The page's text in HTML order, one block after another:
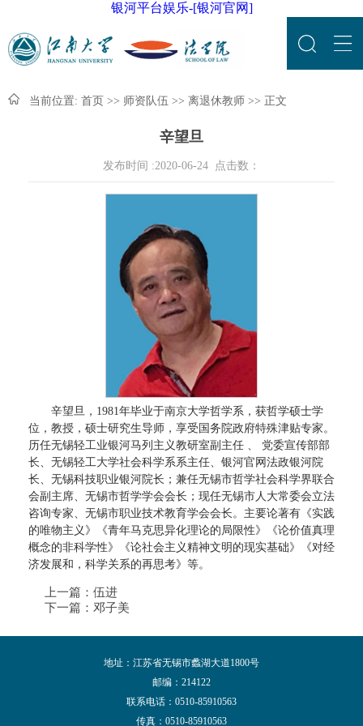
银河平台娱乐-[银河官网]
当前位置: 首页 >> 师资队伍 >> 离退休教师 >> 正文
辛望旦
发布时间 :2020-06-24 点击数：
辛望旦，1981年毕业于南京大学哲学系，获哲学硕士学
位，教授，硕士研究生导师，享受国务院政府特殊津贴专家。
历任无锡轻工业银河马列主义教研室副主任 、 党委宣传部部
长、无锡轻工大学社会科学系系主任、银河官网法政银河院
长、无锡科技职业银河院长；兼任无锡市哲学社会科学界联合
会副主席、无锡市哲学学会会长；现任无锡市人大常委会立法
咨询专家、无锡市职业技术教育学会会长。主要论著有《实践
的唯物主义》《青年马克思异化理论的局限性》《论价值真理
概念的非科学性》《论社会主义精神文明的现实基础》《对经
济发展和，科学关系的再思考》等。
上一篇： 伍进
下一篇： 邓子美
地址：江苏省无锡市蠡湖大道1800号
邮编：214122
联系电话：0510-85910563
传真：0510-85910563